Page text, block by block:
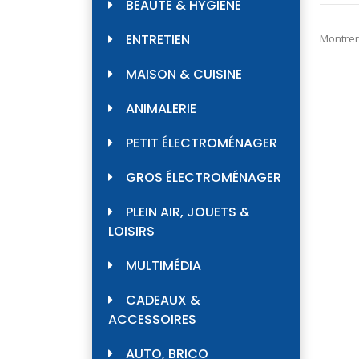
BEAUTÉ & HYGIÈNE
ENTRETIEN
MAISON & CUISINE
ANIMALERIE
PETIT ÉLECTROMÉNAGER
GROS ÉLECTROMÉNAGER
PLEIN AIR, JOUETS &
LOISIRS
MULTIMÉDIA
CADEAUX &
ACCESSOIRES
AUTO, BRICO